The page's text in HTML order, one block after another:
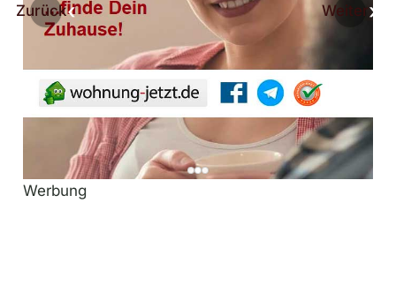
Zurück Weiter
Werbung